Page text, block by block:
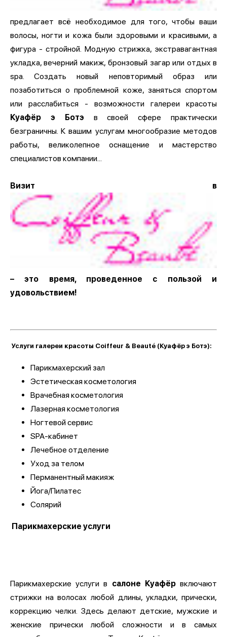
предлагает всё необходимое для того, чтобы ваши
волосы, ногти и кожа были здоровыми и красивыми, а
фигура - стройной. Модную стрижка, экстравагантная
укладка, вечерний макиж, бронзовый загар или отдых в
spa. Создать новый неповторимый образ или
позаботиться о проблемной коже, заняться спортом
или расслабиться - возможности галереи красоты
Куафёр э Ботэ в своей сфере практически
безграничны. К вашим услугам многообразие методов
работы, великолепное оснащение и мастерство
специалистов компании...
Визит в
– это время, проведенное с пользой и
удовольствием!
Услуги галереи красоты Coiffeur & Beauté (Куафёр э Ботэ):
Парикмахерский зал
Эстетическая косметология
Врачебная косметология
Лазерная косметология
Ногтевой сервис
SPA-кабинет
Лечебное отделение
Уход за телом
Перманентный макияж
Йога/Пилатес
Солярий
Парикмахерские услуги
Парикмахерские услуги в салоне Куафёрвключают
стрижки на волосах любой длины, укладки, прически,
коррекцию челки. Здесь делают детские, мужские и
женские прически любой сложности и в самых